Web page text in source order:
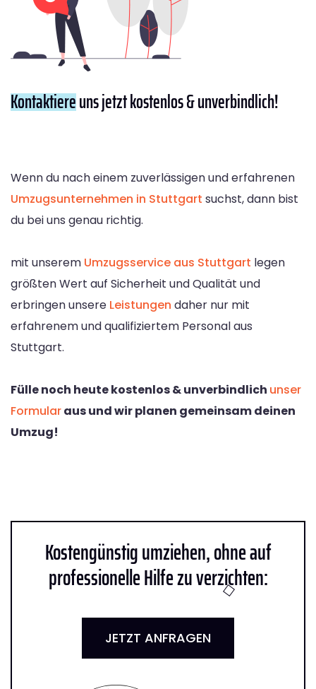
Kontaktiereuns jetzt kostenlos & unverbindlich!
Wenn du nach einem zuverlässigen und erfahrenen
Umzugsunternehmen in Stuttgart suchst, dann bist
du bei uns genau richtig.
mit unserem Umzugsservice aus Stuttgart legen
größten Wert auf Sicherheit und Qualität und
erbringen unsere Leistungen daher nur mit
erfahrenem und qualifiziertem Personal aus
Stuttgart.
Fülle noch heute kostenlos & unverbindlich unser
Formularaus und wir planen gemeinsam deinen
Umzug!
Kostengünstig umziehen, ohne auf
professionelle Hilfe zu verzichten:
JETZT ANFRAGEN